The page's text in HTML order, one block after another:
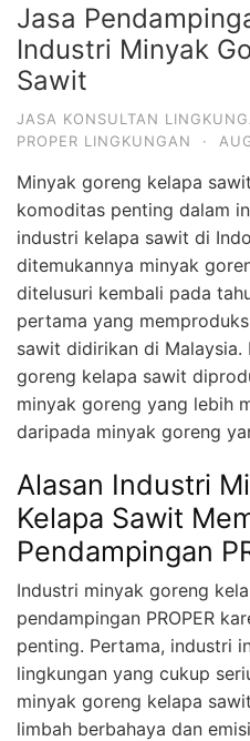
Jasa
Industri Minyak
Sawit
JASA KONSULTAN
PROPER LINGKUNGAN
·
Minyak goreng kelapa
komoditas penting dalam
industri kelapa sawit di
ditemukannya minyak
ditelusuri kembali pada
pertama yang
sawit didirikan di Malaysia.
goreng kelapa sawit
minyak goreng yang lebih
daripada minyak goreng
Alasan Industri
Kelapa Sawit
Pendampingan
Industri minyak goreng
pendampingan PROPER
penting. Pertama, industri
lingkungan yang cukup
minyak goreng kelapa
limbah berbahaya dan